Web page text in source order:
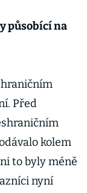
působící na
Před
kolem
to byly méně
nyní